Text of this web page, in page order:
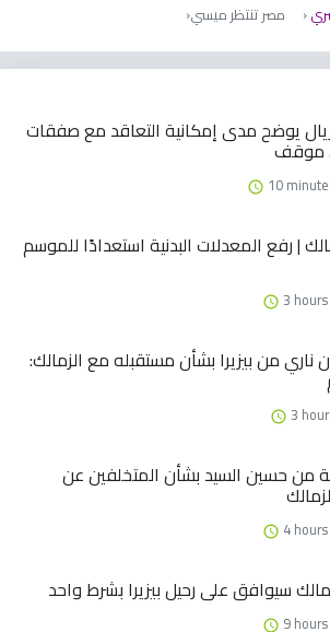
مصر تنتظر ميسي
يوضح مدى إمكانية التعاقد مع صفقات
10
| رفع المعدلات البدنية استعدادًا للموسم
3
ناري من بيزيرا بشأن مستقبله مع الزمالك:
3
من حسين السيد بشأن المتخلفين عن
4
سيوافق على رحيل بيزيرا بشرط واحد
9